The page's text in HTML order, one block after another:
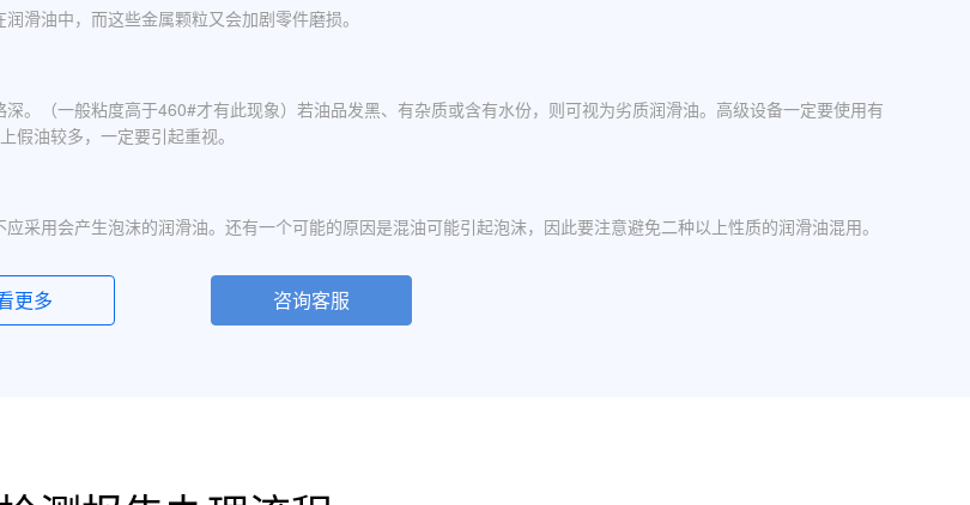
滑油中，而这些金属颗粒又会加剧零件磨损。
。（一般粘度高于460#才有此现象）若油品发黑、有杂质或含有水份，则可视为劣质润滑油。高级设备一定要使用有
假油较多，一定要引起重视。
采用会产生泡沫的润滑油。还有一个可能的原因是混油可能引起泡沫，因此要注意避免二种以上性质的润滑油混用。
进入润滑油箱体或避免雨水进入已开封的油桶中。具体操作中，设备应检查油封是否损坏，换油时检查箱体内是否有
更多 咨询客服